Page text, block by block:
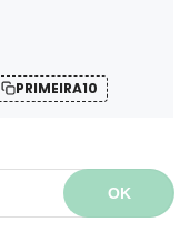
PRIMEIRA10
OK